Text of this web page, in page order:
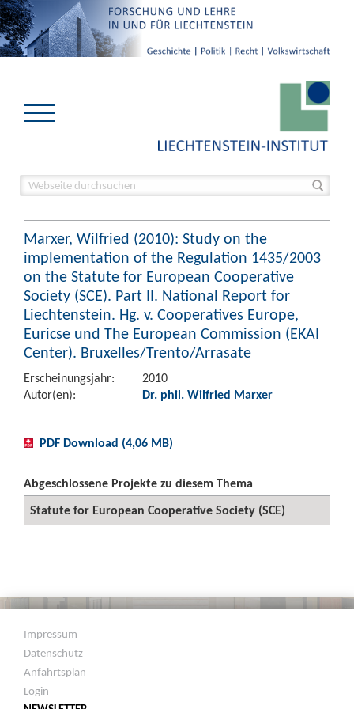
Marxer, Wilfried (2010): Study on the
implementation of the Regulation 1435/2003
on the Statute for European Cooperative
Society (SCE). Part II. National Report for
Liechtenstein. Hg. v. Cooperatives Europe,
Euricse und The European Commission (EKAI
Center). Bruxelles/Trento/Arrasate
Erscheinungsjahr:
2010
Autor(en):
Dr. phil. Wilfried Marxer
PDF Download (4,06 MB)
Abgeschlossene Projekte zu diesem Thema
Statute for European Cooperative Society (SCE)
Impressum
Datenschutz
Anfahrtsplan
Login